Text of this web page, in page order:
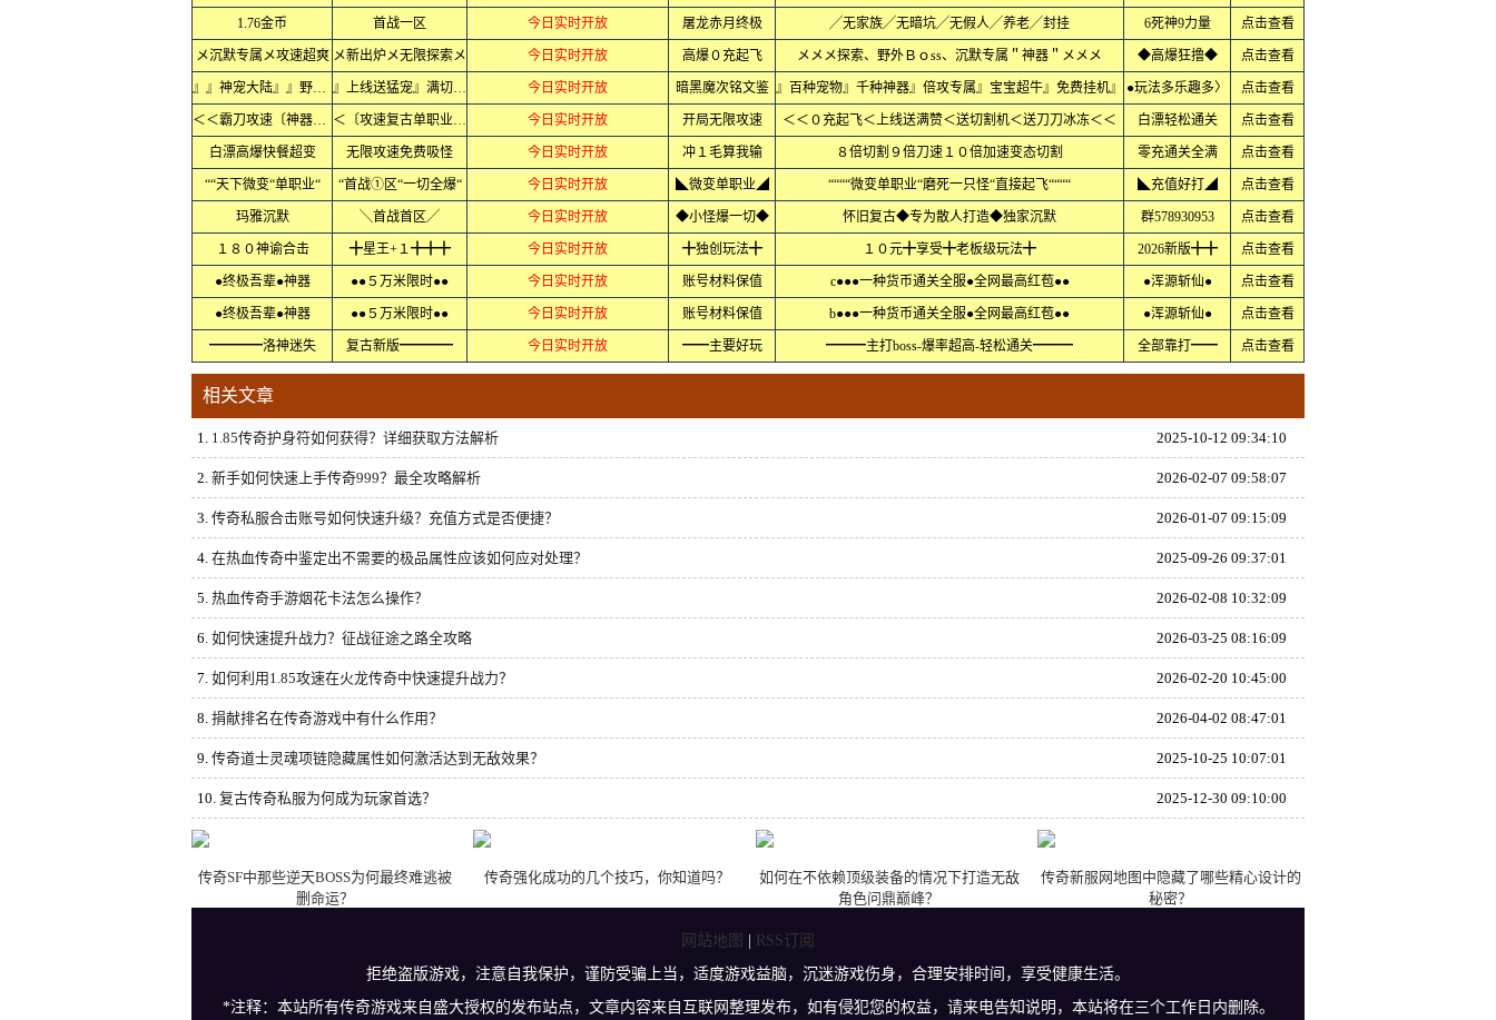
1.76金币 首战一区 今日实时开放 屠龙赤月终极 ╱无家族╱无暗坑╱无假人╱养老╱封挂 6死神9力量 点击查看
メ沉默专属メ攻速超爽 メ新出炉メ无限探索メ 今日实时开放 高爆０充起飞 メメメ探索、野外Ｂｏss、沉默专属＂神器＂メメメ ◆高爆狂撸◆ 点击查看
』』神宠大陆』』野外抓宠 』上线送猛宠』满切割』』 今日实时开放 暗黑魔次铭文鉴 』百种宠物』千种神器』倍攻专属』宝宝超牛』免费挂机』 ●玩法多乐趣多〉 点击查看
＜＜霸刀攻速〔神器〕＜＜ ＜〔攻速复古单职业〕＜ 今日实时开放 开局无限攻速 ＜＜０充起飞＜上线送满赞＜送切割机＜送刀刀冰冻＜＜ 白漂轻松通关 点击查看
白漂高爆快餐超变 无限攻速免费吸怪 今日实时开放 冲１毛算我输 ８倍切割９倍刀速１０倍加速变态切割 零充通关全满 点击查看
““天下微变“单职业“ “首战①区“一切全爆“ 今日实时开放 ◣微变单职业◢ ““““微变单职业“磨死一只怪“直接起飞““““ ◣充值好打◢ 点击查看
玛雅沉默 ╲首战首区╱ 今日实时开放 ◆小怪爆一切◆ 怀旧复古◆专为散人打造◆独家沉默 群578930953 点击查看
１８０神谕合击 ╋星王+１╋╋╋ 今日实时开放 ╋独创玩法╋ １０元╋享受╋老板级玩法╋ 2026新版╋╋ 点击查看
●终极吾辈●神器 ●●５万米限时●● 今日实时开放 账号材料保值 c●●●一种货币通关全服●全网最高红苞●● ●浑源斩仙● 点击查看
●终极吾辈●神器 ●●５万米限时●● 今日实时开放 账号材料保值 b●●●一种货币通关全服●全网最高红苞●● ●浑源斩仙● 点击查看
━━━━洛神迷失 复古新版━━━━ 今日实时开放 ━━主要好玩 ━━━主打boss-爆率超高-轻松通关━━━ 全部靠打━━ 点击查看
相关文章
1. 1.85传奇护身符如何获得？详细获取方法解析 2025-10-12 09:34:10
2. 新手如何快速上手传奇999？最全攻略解析 2026-02-07 09:58:07
3. 传奇私服合击账号如何快速升级？充值方式是否便捷？ 2026-01-07 09:15:09
4. 在热血传奇中鉴定出不需要的极品属性应该如何应对处理？ 2025-09-26 09:37:01
5. 热血传奇手游烟花卡法怎么操作？ 2026-02-08 10:32:09
6. 如何快速提升战力？征战征途之路全攻略 2026-03-25 08:16:09
7. 如何利用1.85攻速在火龙传奇中快速提升战力？ 2026-02-20 10:45:00
8. 捐献排名在传奇游戏中有什么作用？ 2026-04-02 08:47:01
9. 传奇道士灵魂项链隐藏属性如何激活达到无敌效果？ 2025-10-25 10:07:01
10. 复古传奇私服为何成为玩家首选？ 2025-12-30 09:10:00
传奇SF中那些逆天BOSS为何最终难逃被
删命运？
传奇强化成功的几个技巧，你知道吗？
如何在不依赖顶级装备的情况下打造无敌
角色问鼎巅峰？
传奇新服网地图中隐藏了哪些精心设计的
秘密？
网站地图
RSS订阅
拒绝盗版游戏，注意自我保护，谨防受骗上当，适度游戏益脑，沉迷游戏伤身，合理安排时间，享受健康生活。
*注释：本站所有传奇游戏来自盛大授权的发布站点，文章内容来自互联网整理发布，如有侵犯您的权益，请来电告知说明，本站将在三个工作日内删除。